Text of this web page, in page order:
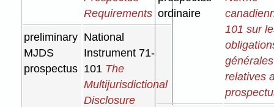
Requirements
preliminary
MJDS
prospectus
National
Instrument 71-
101 The
Multijurisdictional
Disclosure
ordinaire
101 sur
générales
relatives